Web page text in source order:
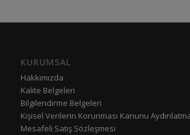
KURUMSAL
Hakkımızda
Kalite Belgeleri
Bilgilendirme Belgeleri
Kişisel Verilerin Korunması Kanunu
Mesafeli Satış Sözleşmesi